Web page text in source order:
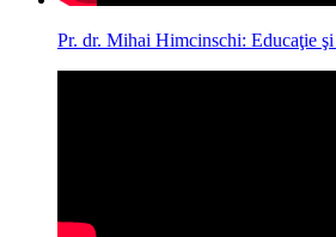
Pr. dr. Mihai Himcinschi: Educaţie